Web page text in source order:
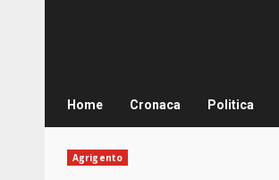
Home Cronaca Politica
Agrigento